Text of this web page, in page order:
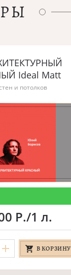
Ideal Matt
и потолков
Р./1 л.
В КОРЗИНУ